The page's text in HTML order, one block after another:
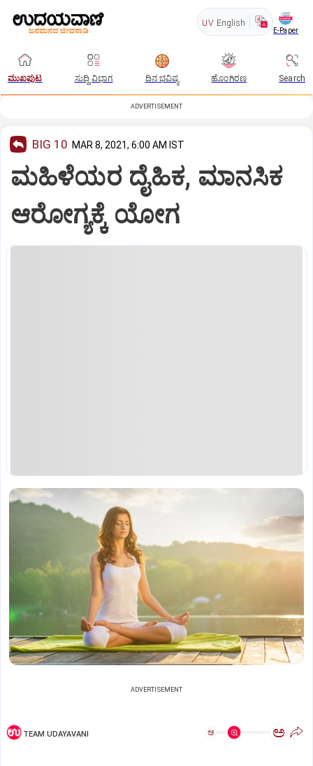
UV English
E-Paper
ಮುಖಪುಟ ಸುದ್ದಿ ವಿಭಾಗ ದಿನ ಭವಿಷ್ಯ ಹೊಂಗಿರಣ Search
ADVERTISEMENT
BIG 10 MAR 8, 2021, 6:00 AM IST
ಮಹಿಳೆಯರ ದೈಹಿಕ, ಮಾನಸಿಕ
ಆರೋಗ್ಯಕ್ಕೆ ಯೋಗ
ADVERTISEMENT
TEAM UDAYAVANI ಅ ಅ